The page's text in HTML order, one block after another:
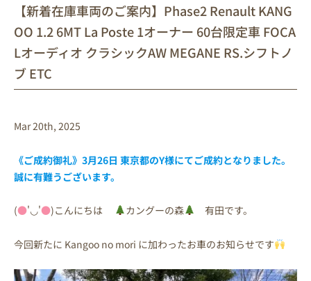
【新着在庫車両のご案内】Phase2 Renault KANG
OO 1.2 6MT La Poste 1オーナー 60台限定車 FOCA
Lオーディオ クラシックAW MEGANE RS.シフトノ
ブ ETC
Mar 20th, 2025
《ご成約御礼》3月26日 東京都のY様にてご成約となりました。
誠に有難うございます。
(●'◡'●)こんにちは カングーの森 有田です。
今回新たに Kangoo no mori に加わったお車のお知らせです